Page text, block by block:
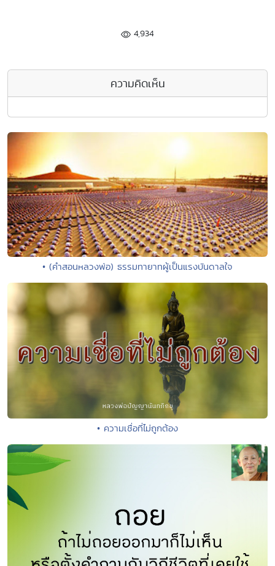
4,934
ความคิดเห็น
• (คำสอนหลวงพ่อ) ธรรมทายาทผู้เป็นแรงบันดาลใจ
• ความเชื่อที่ไม่ถูกต้อง